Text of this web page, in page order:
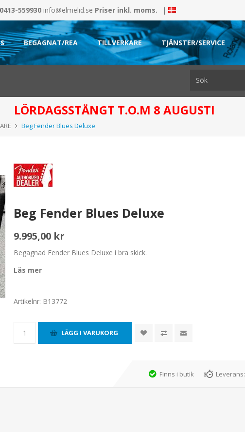
0413-559930 info@elmelid.se Priser inkl. moms. |
BEGAGNAT/REA TILLVERKARE TJÄNSTER/SERVICE
LÖRDAGSSTÄNGT T.O.M 8 AUGUSTI
Beg Fender Blues Deluxe
Beg Fender Blues Deluxe
9.995,00 kr
Begagnad Fender Blues Deluxe i bra skick.
Läs mer
Artikelnr: B13772
Finns i butik Leverans: